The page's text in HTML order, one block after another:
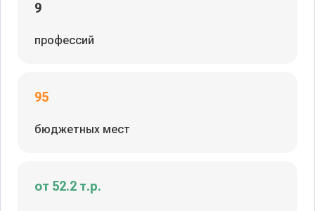
9
профессий
95
бюджетных мест
от 52.2 т.р.